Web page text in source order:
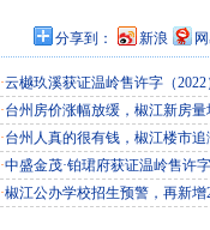
分享到： 新浪
·云樾玖溪获证温岭售许字（2022
·台州房价涨幅放缓，椒江新房量
·台州人真的很有钱，椒江楼市追
·中盛金茂·铂珺府获证温岭售许
·椒江公办学校招生预警，再新增